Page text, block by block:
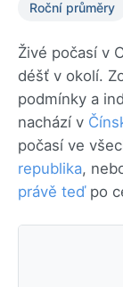
Roční průměry
Živé počasí v
déšť v okolí.
podmínky a
nachází v
počasí ve
republika,
právě teďpo